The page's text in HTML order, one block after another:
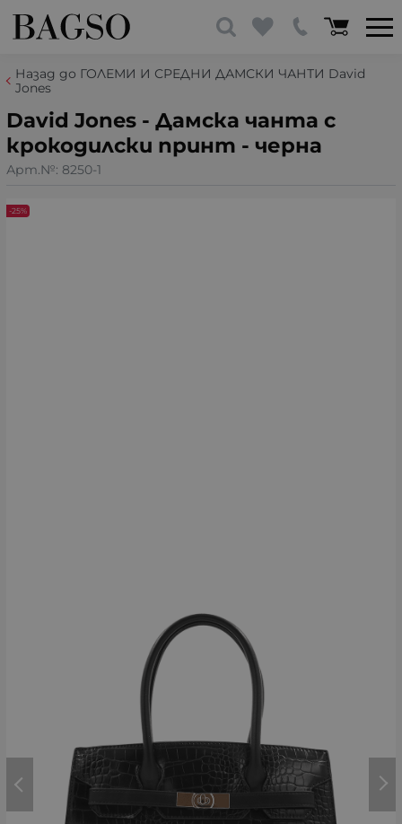
Назад до ГОЛЕМИ И СРЕДНИ ДАМСКИ ЧАНТИ David
Jones
David Jones - Дамска чанта с
крокодилски принт - черна
Арт.№: 8250-1
-25%